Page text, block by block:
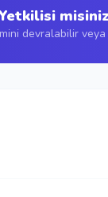
devralabilir